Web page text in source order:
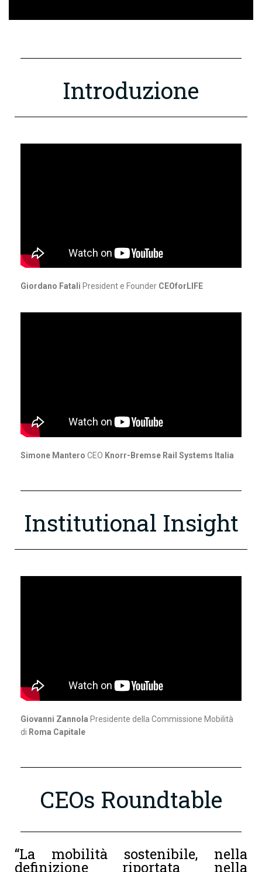
Introduzione
Giordano Fatali President e Founder CEOforLIFE
Simone Mantero CEO Knorr-Bremse Rail Systems Italia
Institutional Insight
Giovanni Zannola Presidente della Commissione Mobilità
di Roma Capitale
CEOs Roundtable
“La mobilità sostenibile, nella
definizione riportata nella